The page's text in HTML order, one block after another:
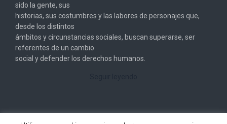
sido la gente, sus
historias, sus costumbres y las labores de personajes que,
desde los distintos
ámbitos y circunstancias sociales, buscan superarse, ser
referentes de un cambio
social y defender los derechos humanos.